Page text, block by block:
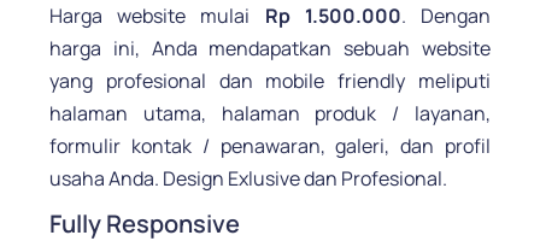
Harga website mulai Rp 1.500.000. Dengan
harga ini, Anda mendapatkan sebuah website
yang profesional dan mobile friendly meliputi
halaman utama, halaman produk / layanan,
formulir kontak / penawaran, galeri, dan profil
usaha Anda. Design Exlusive dan Profesional.
Fully Responsive